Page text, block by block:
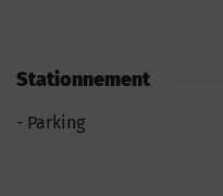
Stationnement
Parking